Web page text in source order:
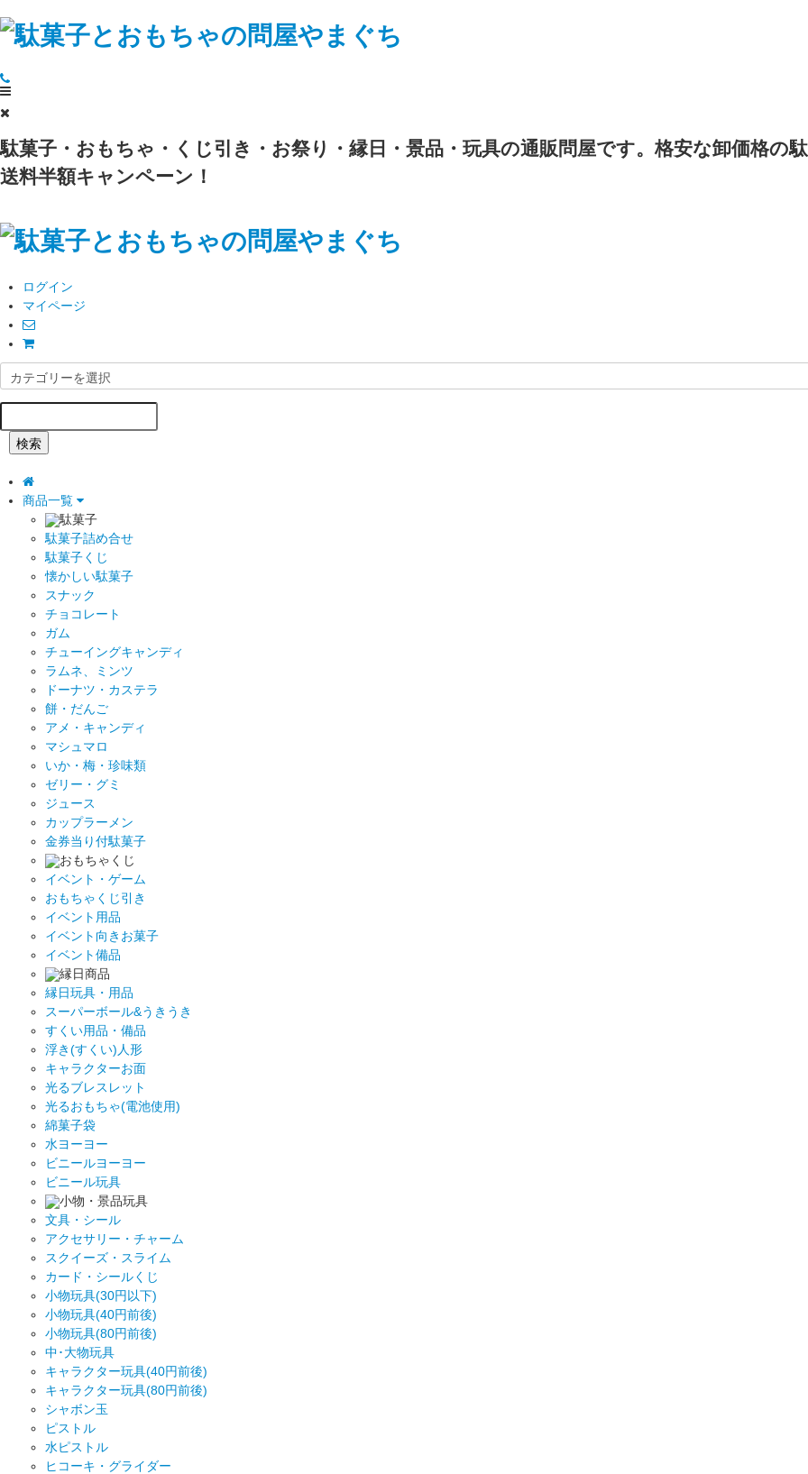
駄菓子・おもちゃ・くじ引き・お祭り・縁日・景品・玩具の通販問屋です。格安な卸価格の
送料半額キャンペーン！
ログイン
マイページ
検索
商品一覧
駄菓子
駄菓子詰め合せ
駄菓子くじ
懐かしい駄菓子
スナック
チョコレート
ガム
チューイングキャンディ
ラムネ、ミンツ
ドーナツ・カステラ
餅・だんご
アメ・キャンディ
マシュマロ
いか・梅・珍味類
ゼリー・グミ
ジュース
カップラーメン
金券当り付駄菓子
おもちゃくじ
イベント・ゲーム
おもちゃくじ引き
イベント用品
イベント向きお菓子
イベント備品
縁日商品
縁日玩具・用品
スーパーボール&うきうき
すくい用品・備品
浮き(すくい)人形
キャラクターお面
光るブレスレット
光るおもちゃ(電池使用)
綿菓子袋
水ヨーヨー
ビニールヨーヨー
ビニール玩具
小物・景品玩具
文具・シール
アクセサリー・チャーム
スクイーズ・スライム
カード・シールくじ
小物玩具(30円以下)
小物玩具(40円前後)
小物玩具(80円前後)
中･大物玩具
キャラクター玩具(40円前後)
キャラクター玩具(80円前後)
シャボン玉
ピストル
水ピストル
ヒコーキ・グライダー